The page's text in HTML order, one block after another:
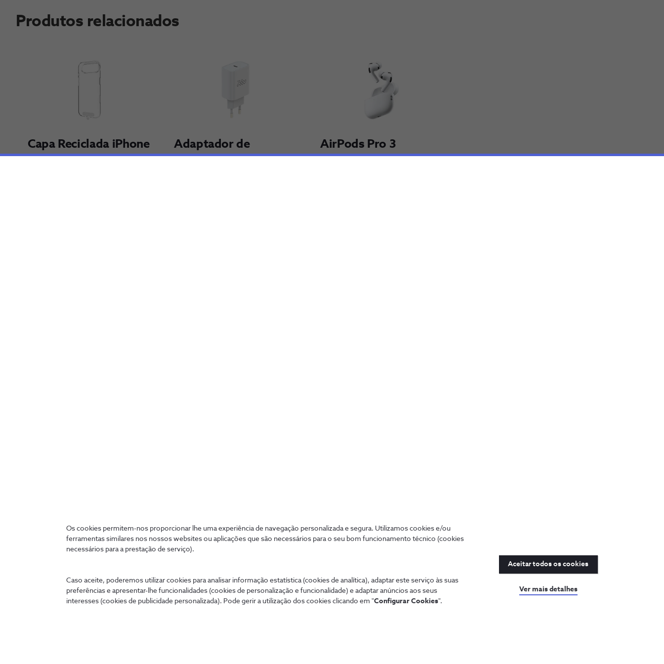
Os cookies permitem-nos proporcionar lhe uma experiência de navegação personalizada e segura. Utilizamos cookies e/ou
ferramentas similares nos nossos websites ou aplicações que são necessários para o seu bom funcionamento técnico (cookies
necessários para a prestação de serviço).
Caso aceite, poderemos utilizar cookies para analisar informação estatística (cookies de analítica), adaptar este serviço às suas
preferências e apresentar-lhe funcionalidades (cookies de personalização e funcionalidade) e adaptar anúncios aos seus
interesses (cookies de publicidade personalizada). Pode gerir a utilização dos cookies clicando em "Configurar Cookies".
Aceitar todos os cookies
Ver mais detalhes
Produtos relacionados
Capa Reciclada iPhone
17 Air
Adaptador de
corrente Type C
AirPods Pro 3